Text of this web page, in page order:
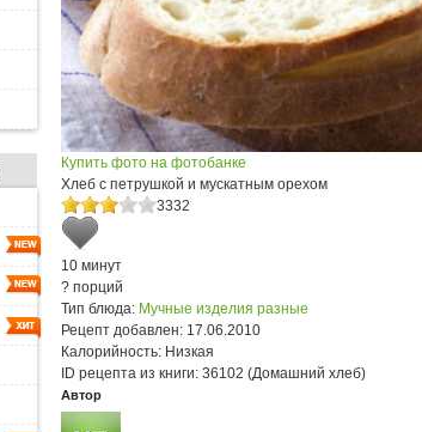
Купить фото на фотобанке
Хлеб с петрушкой и мускатным орехом
3332
10 минут
? порций
Тип блюда: Мучные изделия разные
Рецепт добавлен: 17.06.2010
Калорийность: Низкая
ID рецепта из книги: 36102 (Домашний хлеб)
Автор